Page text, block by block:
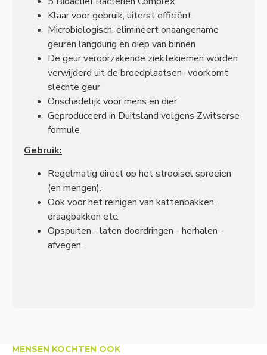
Klaar voor gebruik, uiterst efficiënt
Microbiologisch, elimineert onaangename
geuren langdurig en diep van binnen
De geur veroorzakende ziektekiemen worden
verwijderd uit de broedplaatsen- voorkomt
slechte geur
Onschadelijk voor mens en dier
Geproduceerd in Duitsland volgens Zwitserse
formule
Gebruik:
Regelmatig direct op het strooisel sproeien
(en mengen).
Ook voor het reinigen van kattenbakken,
draagbakken etc.
Opspuiten - laten doordringen - herhalen -
afvegen.
MENSEN KOCHTEN OOK